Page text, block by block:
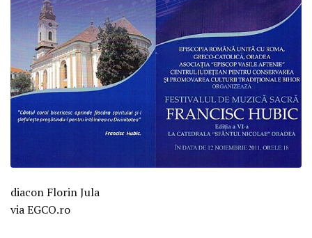
diacon Florin Jula
via EGCO.ro